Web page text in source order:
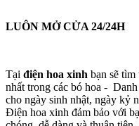
LUÔN MỞ CỬA 24/24H
Tại điện hoa xinh bạn sẽ tìm
nhất trong các bó hoa -
cho ngày sinh nhật, ngày kỷ
Điện hoa xinh đảm bảo với